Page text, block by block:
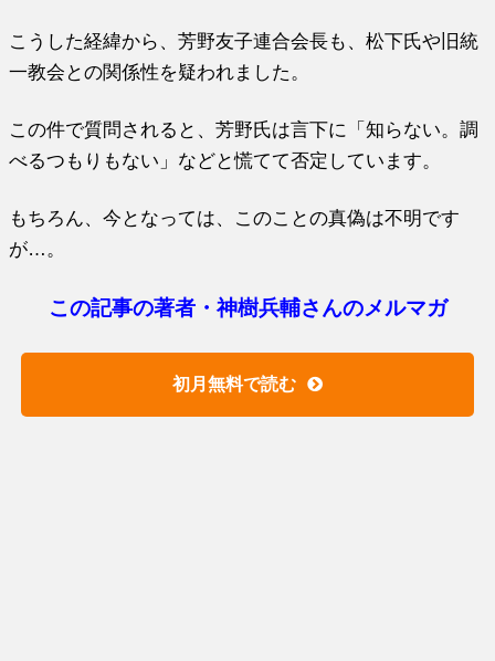
こうした経緯から、芳野友子連合会長も、松下氏や旧統
一教会との関係性を疑われました。
この件で質問されると、芳野氏は言下に「知らない。調
べるつもりもない」などと慌てて否定しています。
もちろん、今となっては、このことの真偽は不明です
が…。
この記事の著者・神樹兵輔さんのメルマガ
初月無料で読む